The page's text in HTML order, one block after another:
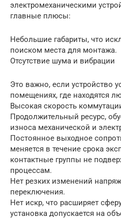
электромеханическими
главные плюсы:
Небольшие габариты, что
поиском места для монтажа.
Отсутствие шума и вибрации
Это важно, если устройство
помещениях, где находятся
Высокая скорость
Продолжительный ресурс,
износа механической и
Постоянное выходное
меняется в течение срока
контактные группы не
процессам.
Нет резких изменений
переключения.
Нет искр, что расширяет
установка допускается на